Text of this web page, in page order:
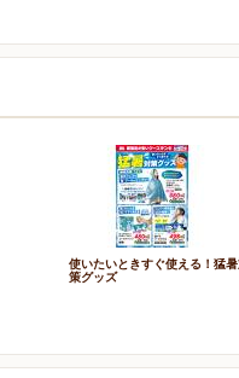
使いたいときすぐ使える！猛
策グッズ